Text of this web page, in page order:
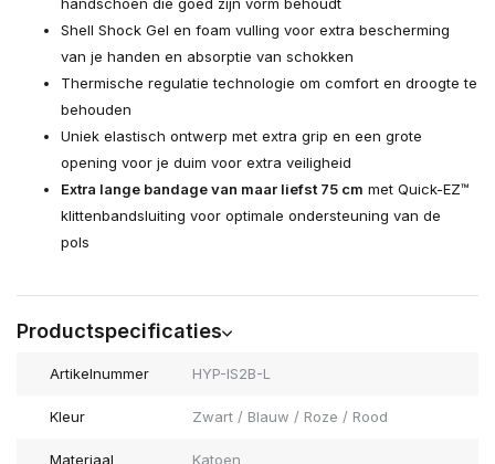
handschoen die goed zijn vorm behoudt
Shell Shock Gel en foam vulling voor extra bescherming
van je handen en absorptie van schokken
Thermische regulatie technologie om comfort en droogte te
behouden
Uniek elastisch ontwerp met extra grip en een grote
opening voor je duim voor extra veiligheid
Extra lange bandage van maar liefst 75 cm met Quick-EZ™
klittenbandsluiting voor optimale ondersteuning van de
pols
Productspecificaties
Artikelnummer HYP-IS2B-L
Kleur Zwart / Blauw / Roze / Rood
Materiaal Katoen